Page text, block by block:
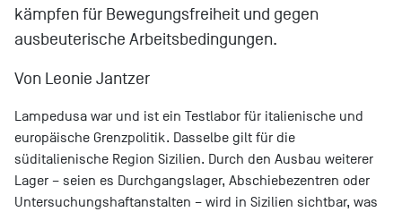
kämpfen für Bewegungsfreiheit und gegen
ausbeuterische Arbeitsbedingungen.
Von Leonie Jantzer
Lampedusa war und ist ein Testlabor für italienische und
europäische Grenzpolitik. Dasselbe gilt für die
süditalienische Region Sizilien. Durch den Ausbau weiterer
Lager – seien es Durchgangslager, Abschiebezentren oder
Untersuchungshaftanstalten – wird in Sizilien sichtbar, was